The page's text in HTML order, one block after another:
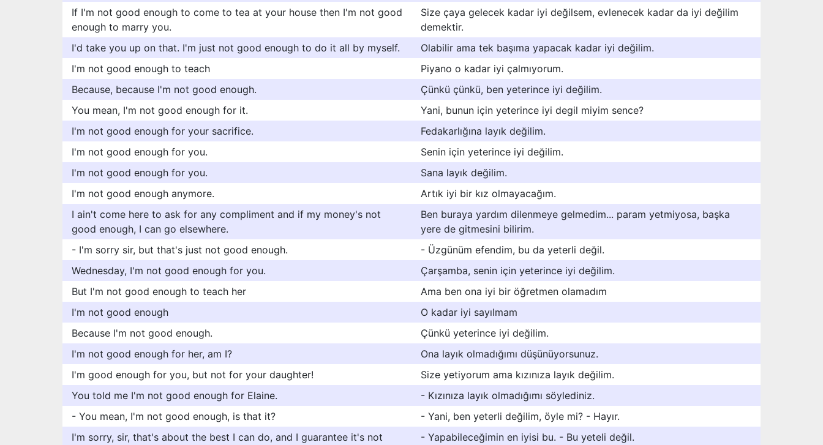
If I'm not good enough to come to tea at your house then I'm not good
enough to marry you.
Size çaya gelecek kadar iyi değilsem, evlenecek kadar da iyi değilim
demektir.
I'd take you up on that. I'm just not good enough to do it all by myself.
Olabilir ama tek başıma yapacak kadar iyi değilim.
I'm not good enough to teach
Piyano o kadar iyi çalmıyorum.
Because, because I'm not good enough.
Çünkü çünkü, ben yeterince iyi değilim.
You mean, I'm not good enough for it.
Yani, bunun için yeterince iyi degil miyim sence?
I'm not good enough for your sacrifice.
Fedakarlığına layık değilim.
I'm not good enough for you.
Senin için yeterince iyi değilim.
I'm not good enough for you.
Sana layık değilim.
I'm not good enough anymore.
Artık iyi bir kız olmayacağım.
I ain't come here to ask for any compliment and if my money's not
good enough, I can go elsewhere.
Ben buraya yardım dilenmeye gelmedim... param yetmiyosa, başka
yere de gitmesini bilirim.
- I'm sorry sir, but that's just not good enough.
- Üzgünüm efendim, bu da yeterli değil.
Wednesday, I'm not good enough for you.
Çarşamba, senin için yeterince iyi değilim.
But I'm not good enough to teach her
Ama ben ona iyi bir öğretmen olamadım
I'm not good enough
O kadar iyi sayılmam
Because I'm not good enough.
Çünkü yeterince iyi değilim.
I'm not good enough for her, am I?
Ona layık olmadığımı düşünüyorsunuz.
I'm good enough for you, but not for your daughter!
Size yetiyorum ama kızınıza layık değilim.
You told me I'm not good enough for Elaine.
- Kızınıza layık olmadığımı söylediniz.
- You mean, I'm not good enough, is that it?
- Yani, ben yeterli değilim, öyle mi? - Hayır.
I'm sorry, sir, that's about the best I can do, and I guarantee it's not
- Yapabileceğimin en iyisi bu. - Bu yeteli değil.